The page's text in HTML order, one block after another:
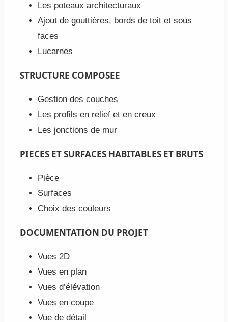
Les poteaux architecturaux
Ajout de gouttières, bords de toit et sous
faces
Lucarnes
STRUCTURE COMPOSEE
Gestion des couches
Les profils en relief et en creux
Les jonctions de mur
PIECES ET SURFACES HABITABLES ET BRUTS
Pièce
Surfaces
Choix des couleurs
DOCUMENTATION DU PROJET
Vues 2D
Vues en plan
Vues d’élévation
Vues en coupe
Vue de détail